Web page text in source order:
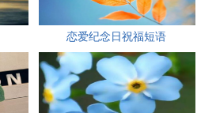
选择爱自己的;也有的人选择自己爱的;
应该就是我爱着你的时候，你也正好
蛋遇到一个傻瓜，引来无数人的羡慕
恋爱纪念日祝福短语